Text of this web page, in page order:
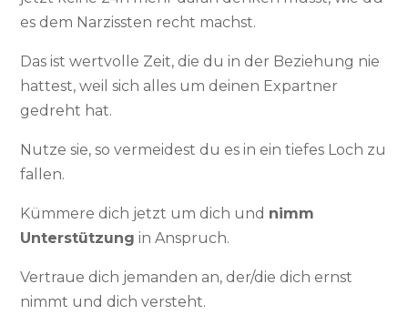
es dem Narzissten recht machst.
Das ist wertvolle Zeit, die du in der Beziehung nie
hattest, weil sich alles um deinen Expartner
gedreht hat.
Nutze sie, so vermeidest du es in ein tiefes Loch zu
fallen.
Kümmere dich jetzt um dich und nimm
Unterstützung in Anspruch.
Vertraue dich jemanden an, der/die dich ernst
nimmt und dich versteht.